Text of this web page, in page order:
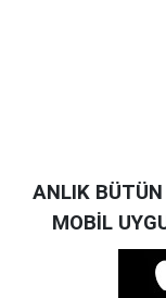
ANLIK
MOBİL